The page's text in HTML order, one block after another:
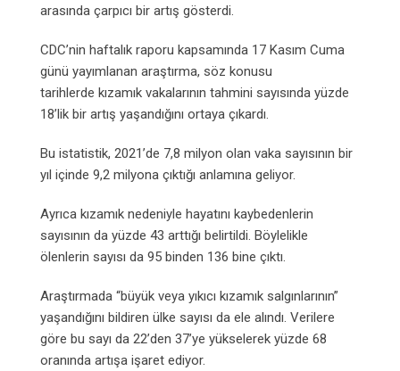
arasında çarpıcı bir artış gösterdi.
CDC’nin haftalık raporu kapsamında 17 Kasım Cuma
günü yayımlanan araştırma, söz konusu
tarihlerde kızamık vakalarının tahmini sayısında yüzde
18’lik bir artış yaşandığını ortaya çıkardı.
Bu istatistik, 2021’de 7,8 milyon olan vaka sayısının bir
yıl içinde 9,2 milyona çıktığı anlamına geliyor.
Ayrıca kızamık nedeniyle hayatını kaybedenlerin
sayısının da yüzde 43 arttığı belirtildi. Böylelikle
ölenlerin sayısı da 95 binden 136 bine çıktı.
Araştırmada “büyük veya yıkıcı kızamık salgınlarının”
yaşandığını bildiren ülke sayısı da ele alındı. Verilere
göre bu sayı da 22’den 37’ye yükselerek yüzde 68
oranında artışa işaret ediyor.